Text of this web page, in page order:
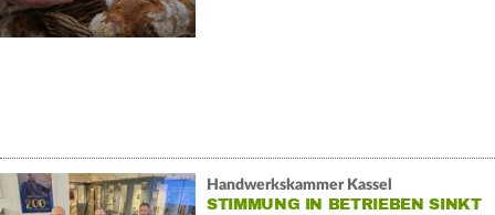
Handwerkskammer Kassel
STIMMUNG IN BETRIEBEN SINKT